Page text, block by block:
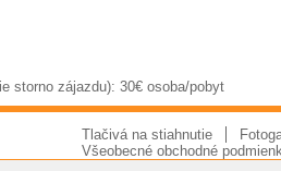
storno zájazdu): 30€ osoba/pobyt
Tlačivá na stiahnutie
Všeobecné obchodné